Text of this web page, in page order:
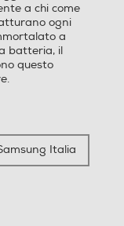
a chi come
ogni
a
batteria, il
questo
Italia